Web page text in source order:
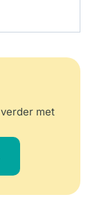
met